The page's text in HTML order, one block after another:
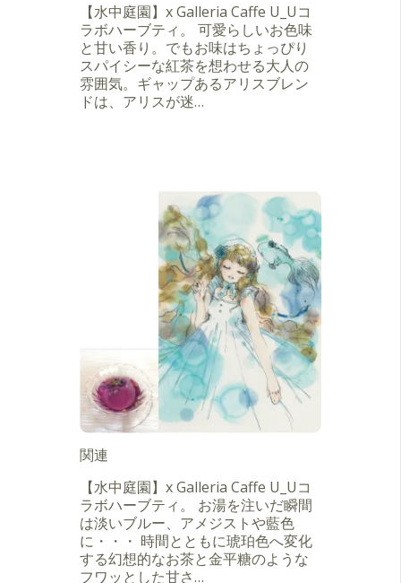
【水中庭園】x Galleria Caffe U_Uコ
ラボハーブティ。 可愛らしいお色味
と甘い香り。でもお味はちょっぴり
スパイシーな紅茶を想わせる大人の
雰囲気。ギャップあるアリスブレン
ドは、アリスが迷…
関連
【水中庭園】x Galleria Caffe U_Uコ
ラボハーブティ。 お湯を注いだ瞬間
は淡いブルー、アメジストや藍色
に・・・ 時間とともに琥珀色へ変化
する幻想的なお茶と金平糖のような
フワッとした甘さ…